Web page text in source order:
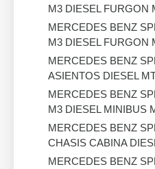
M3 DIESEL FURGON
MERCEDES BENZ
M3 DIESEL FURGON
MERCEDES BENZ
ASIENTOS DIESEL
MERCEDES BENZ
M3 DIESEL MINIBUS
MERCEDES BENZ
CHASIS CABINA
MERCEDES BENZ